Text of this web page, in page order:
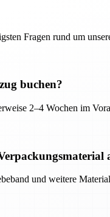
Fragen rund um
buchen?
2–4 Wochen im
und weitere